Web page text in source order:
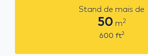
Stand de mais de
50 m2
600 ft2